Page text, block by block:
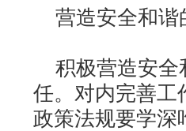
营造安全和谐
积极营造安全
任。对内完善工
政策法规要学深